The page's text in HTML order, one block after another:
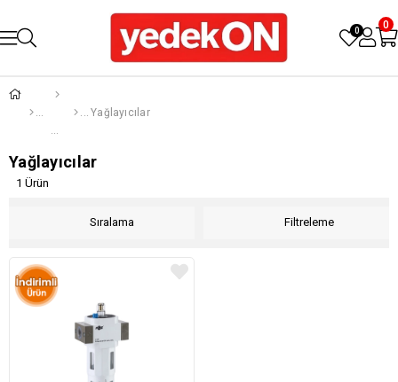
0 0
Yağlayıcılar
Yağlayıcılar
Filtreleme
Sıralama
1 Ürün